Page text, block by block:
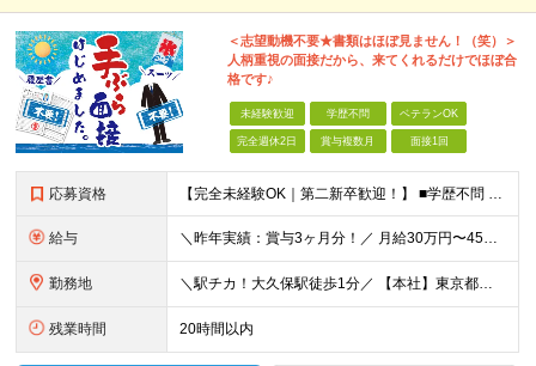
＜志望動機不要★書類はほぼ見ません！（笑）＞
人柄重視の面接だから、来てくれるだけでほぼ合
格です♪
未経験歓迎 学歴不問 ベテランOK
完全週休2日 賞与複数月 面接1回
応募資格 【完全未経験OK｜第二新卒歓迎！】 ■学歴不問 ■普通自動車免許をお持ちの方（AT限定可） ＼こんな方はぜひ！／ □手に職をつけたい □知識はないけど、建築に興味がある □なんとなく建物を見るのが好
給与 ＼昨年実績：賞与3ヶ月分！／ 月給30万円〜45万円+賞与年2回 ※月給は、経験・スキル・年齢を踏まえて決定します ※試用期間は3ヶ月。期間中の雇用形態・給与・待遇に差異はありません ※固定残業代（
勤務地 ＼駅チカ！大久保駅徒歩1分／ 【本社】東京都新宿区百人町1-16-7新陶ビル1F 現場は主に東京23区。オフィスから行きやすい場所がほとんどです。 一部横浜市や市川市などの現場もありますが、遠方出張は
残業時間 20時間以内